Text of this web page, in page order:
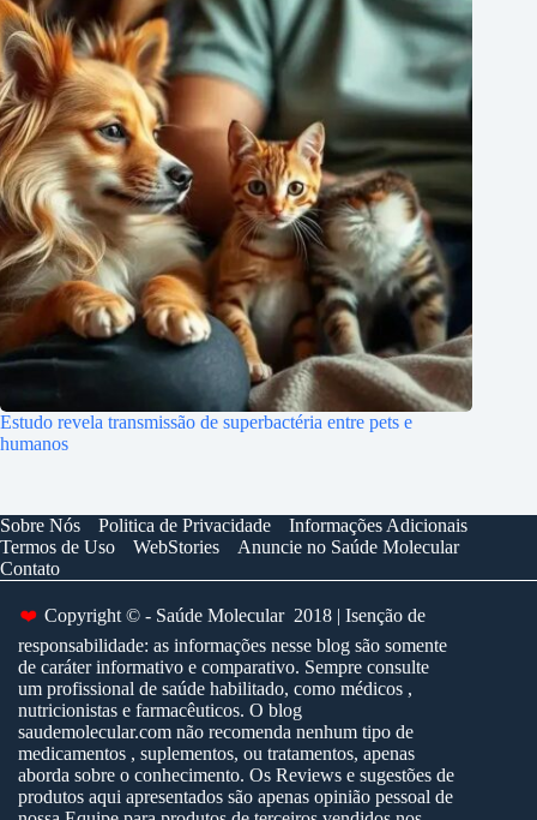
Estudo revela transmissão de superbactéria entre pets e
humanos
Sobre Nós Politica de Privacidade
Informações Adicionais
Termos de Uso
WebStories
Anuncie no Saúde Molecular
Contato
❤️ Copyright © - Saúde Molecular 2018 | Isenção de
responsabilidade: as informações nesse blog são somente
de caráter informativo e comparativo. Sempre consulte
um profissional de saúde habilitado, como médicos ,
nutricionistas e farmacêuticos. O blog
saudemolecular.com não recomenda nenhum tipo de
medicamentos , suplementos, ou tratamentos, apenas
aborda sobre o conhecimento. Os Reviews e sugestões de
produtos aqui apresentados são apenas opinião pessoal de